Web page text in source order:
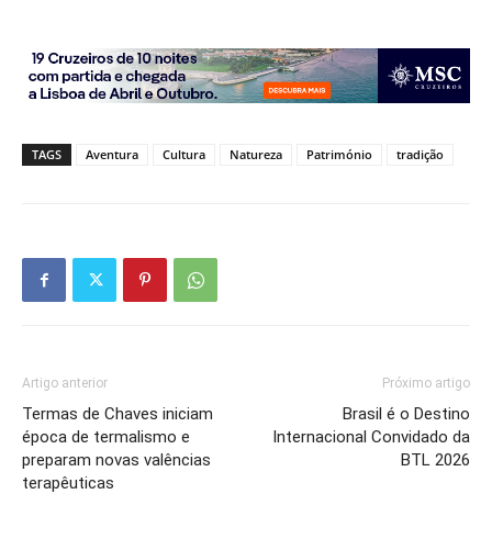
TAGS Aventura Cultura Natureza Património tradição
Artigo anterior
Termas de Chaves iniciam
época de termalismo e
preparam novas valências
terapêuticas
Próximo artigo
Brasil é o Destino
Internacional Convidado da
BTL 2026